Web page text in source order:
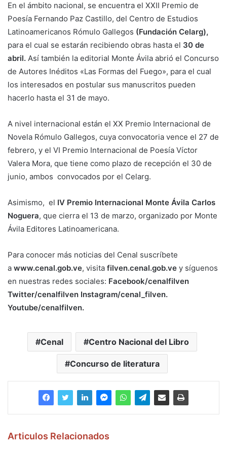
En el ámbito nacional, se encuentra el XXII Premio de
Poesía Fernando Paz Castillo, del Centro de Estudios
Latinoamericanos Rómulo Gallegos (Fundación Celarg),
para el cual se estarán recibiendo obras hasta el 30 de
abril. Así también la editorial Monte Ávila abrió el Concurso
de Autores Inéditos «Las Formas del Fuego», para el cual
los interesados en postular sus manuscritos pueden
hacerlo hasta el 31 de mayo.
A nivel internacional están el XX Premio Internacional de
Novela Rómulo Gallegos, cuya convocatoria vence el 27 de
febrero, y el VI Premio Internacional de Poesía Víctor
Valera Mora, que tiene como plazo de recepción el 30 de
junio, ambos convocados por el Celarg.
Asimismo, el IV Premio Internacional Monte Ávila Carlos
Noguera, que cierra el 13 de marzo, organizado por Monte
Ávila Editores Latinoamericana.
Para conocer más noticias del Cenal suscríbete
a www.cenal.gob.ve, visita filven.cenal.gob.ve y síguenos
en nuestras redes sociales: Facebook/cenalfilven
Twitter/cenalfilven Instagram/cenal_filven.
Youtube/cenalfilven.
Cenal Centro Nacional del Libro
Concurso de literatura
Articulos Relacionados